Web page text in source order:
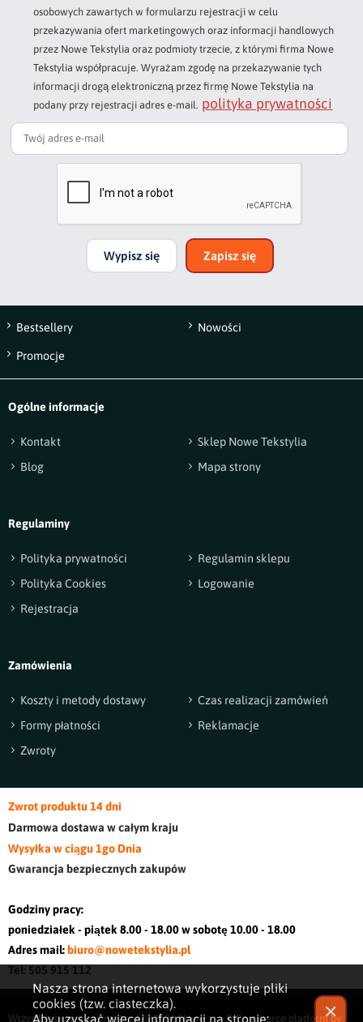
Twoja ocena
Bardzo dobry
Twoja opinia o produkcie
Wyślij opinię
osobowych zawartych w formularzu rejestracji w celu
przekazywania ofert marketingowych oraz informacji handlowych
przez Nowe Tekstylia oraz podmioty trzecie, z którymi firma Nowe
Tekstylia współpracuje. Wyrażam zgodę na przekazywanie tych
informacji drogą elektroniczną przez firmę Nowe Tekstylia na
podany przy rejestracji adres e-mail. polityka prywatności
Wypisz się Zapisz się
Bestsellery Nowości
Promocje
Ogólne informacje
Kontakt
Sklep Nowe Tekstylia
Blog
Mapa strony
Regulaminy
Polityka prywatności
Regulamin sklepu
Polityka Cookies
Logowanie
Rejestracja
Zamówienia
Koszty i metody dostawy
Czas realizacji zamówień
Formy płatności
Reklamacje
Zwroty
Zwrot produktu 14 dni
Darmowa dostawa w całym kraju
Wysyłka w ciągu 1go Dnia
Gwarancja bezpiecznych zakupów
Godziny pracy:
poniedziałek - piątek 8.00 - 18.00 w sobotę 10.00 - 18.00
Adres mail: biuro@nowetekstylia.pl
Tel: 505 915 112
Wszystkie prawa zastrzeżone © 2026Nowe E-Commerce platform by
Nasza strona internetowa wykorzystuje pliki
cookies (tzw. ciasteczka).
Aby uzyskać więcej informacji na stronie:
✕